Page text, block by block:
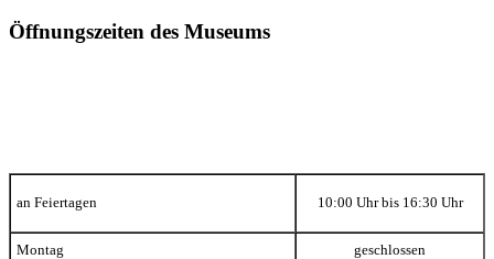
Öffnungszeiten des Museums
an Feiertagen 10:00 Uhr bis 16:30 Uhr
Montag geschlossen